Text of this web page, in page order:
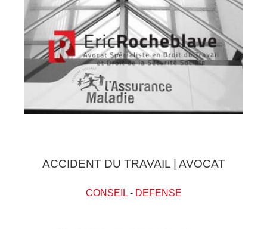
ACCIDENT DU TRAVAIL | AVOCAT
CONSEIL- DEFENSE